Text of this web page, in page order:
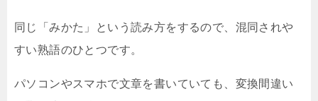
同じ「みかた」という読み方をするので、混同されや
すい熟語のひとつです。
パソコンやスマホで文章を書いていても、変換間違い